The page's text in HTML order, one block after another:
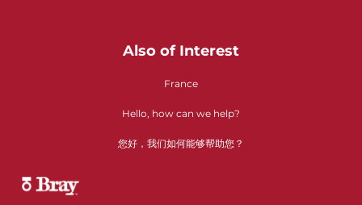
Also of Interest
France
Hello, how can we help?
您好，我们如何能够帮助您？